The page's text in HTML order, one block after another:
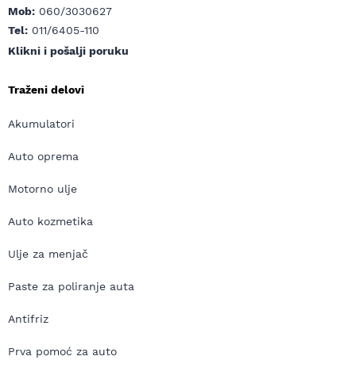
Mob: 060/3030627
Tel: 011/6405-110
Klikni i pošalji poruku
Traženi delovi
Akumulatori
Auto oprema
Motorno ulje
Auto kozmetika
Ulje za menjač
Paste za poliranje auta
Antifriz
Prva pomoć za auto